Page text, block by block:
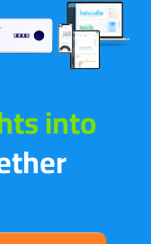
into